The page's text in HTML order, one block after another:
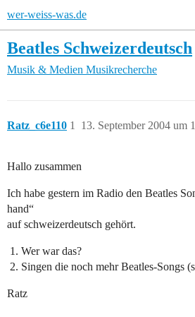
wer-weiss-was.de
Beatles Schweizerdeutsch
Musik & Medien Musikrecherche
Ratz_c6e110 13. September 2004 um
1
Hallo zusammen
Ich habe gestern im Radio den Beatles
hand“
auf schweizerdeutsch gehört.
Wer war das?
Singen die noch mehr Beatles-Songs
Ratz